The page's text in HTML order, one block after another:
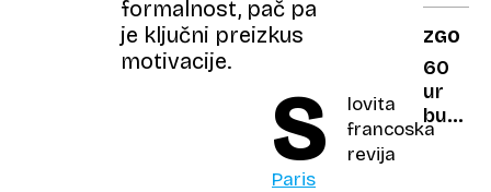
formalnost, pač pa
je ključni preizkus
motivacije.
S
lovita
francoska
revija
Paris
rdeči?
60
ur
pred